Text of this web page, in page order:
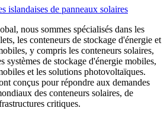
nous sommes spécialisés dans les
les conteneurs de stockage d'énergie et
y compris les conteneurs solaires,
systèmes de stockage d'énergie mobiles,
et les solutions photovoltaïques.
conçus pour répondre aux demandes
des conteneurs solaires, de
critiques.